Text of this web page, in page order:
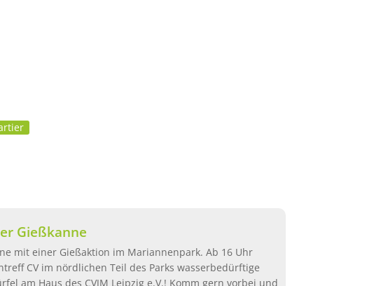
Gießkanne
mit einer Gießaktion im Mariannenpark. Ab 16 Uhr
CV im nördlichen Teil des Parks wasserbedürftige
am Haus des CVJM Leipzig e.V.! Komm gern vorbei und